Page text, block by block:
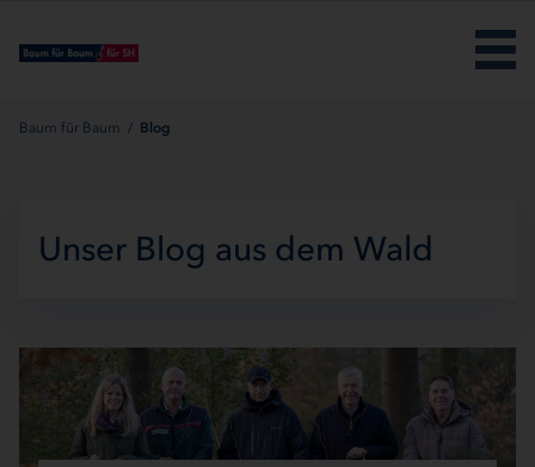
Baum für Baum / Blog
Unser Blog aus dem Wald